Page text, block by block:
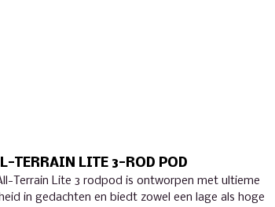
TERRAIN LITE 3-ROD POD
Terrain Lite 3 rodpod is ontworpen met ultieme
in gedachten en biedt zowel een lage als hoge